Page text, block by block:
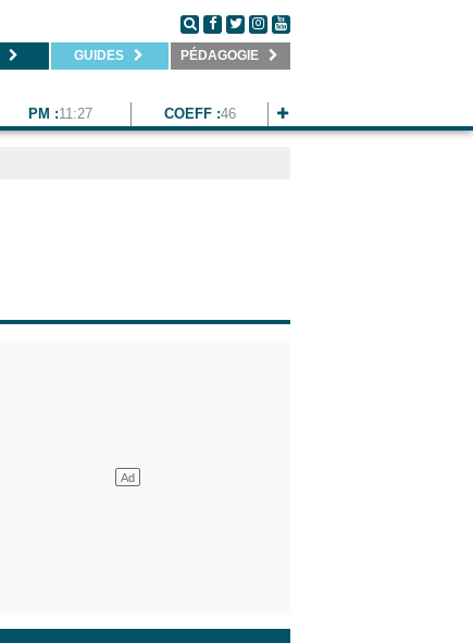
GUIDES PÉDAGOGIE
PM :11:27 COEFF :46